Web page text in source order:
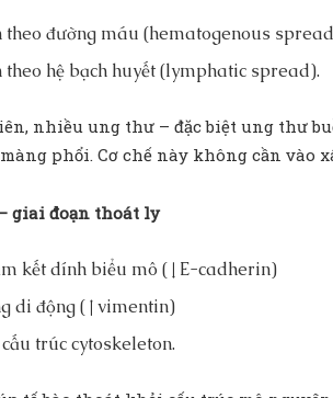
theo đường máu (hematogenous
theo hệ bạch huyết (lymphatic spread).
nhiều ung thư – đặc biệt ung thư
phổi. Cơ chế này không cần
giai đoạn thoát ly
kết dính biểu mô (↓ E-cadherin)
di động (↑ vimentin)
trúc cytoskeleton.